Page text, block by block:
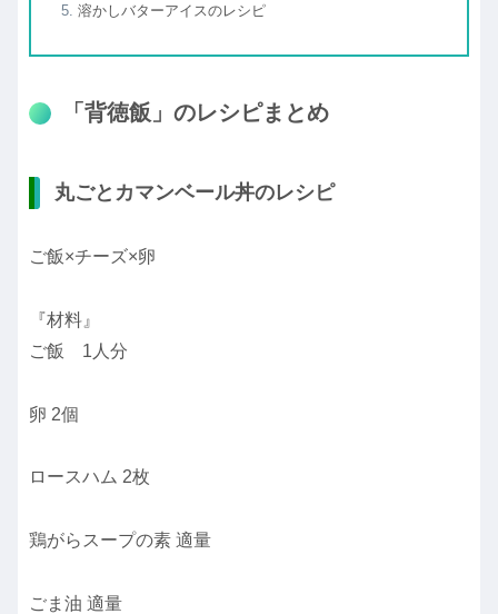
溶かしバターアイスのレシピ
「背徳飯」のレシピまとめ
丸ごとカマンベール丼のレシピ
ご飯×チーズ×卵
『材料』
ご飯 1人分
卵 2個
ロースハム 2枚
鶏がらスープの素 適量
ごま油 適量